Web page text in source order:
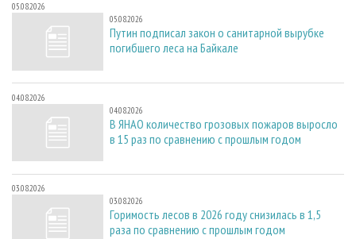
05.08.2026
05.08.2026
Путин подписал закон о санитарной вырубке
погибшего леса на Байкале
04.08.2026
04.08.2026
В ЯНАО количество грозовых пожаров выросло
в 15 раз по сравнению с прошлым годом
03.08.2026
03.08.2026
Горимость лесов в 2026 году снизилась в 1,5
раза по сравнению с прошлым годом